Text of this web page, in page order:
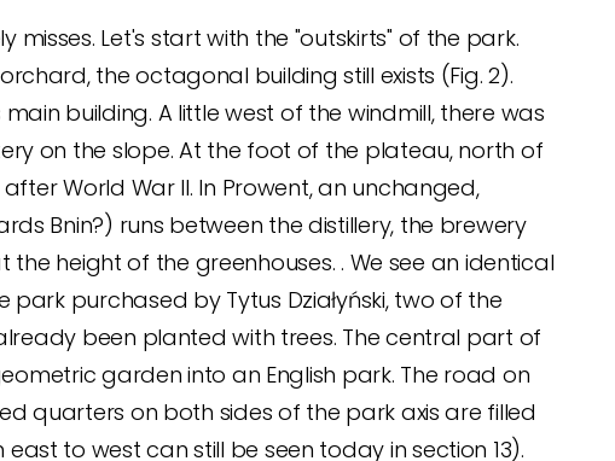
Let's start with the "outskirts" of the park.
the octagonal building still exists (Fig. 2).
building. A little west of the windmill, there was
on the slope. At the foot of the plateau, north of
World War II. In Prowent, an unchanged,
Bnin?) runs between the distillery, the brewery
height of the greenhouses. . We see an identical
purchased by Tytus Działyński, two of the
been planted with trees. The central part of
garden into an English park. The road on
quarters on both sides of the park axis are filled
to west can still be seen today in section 13).